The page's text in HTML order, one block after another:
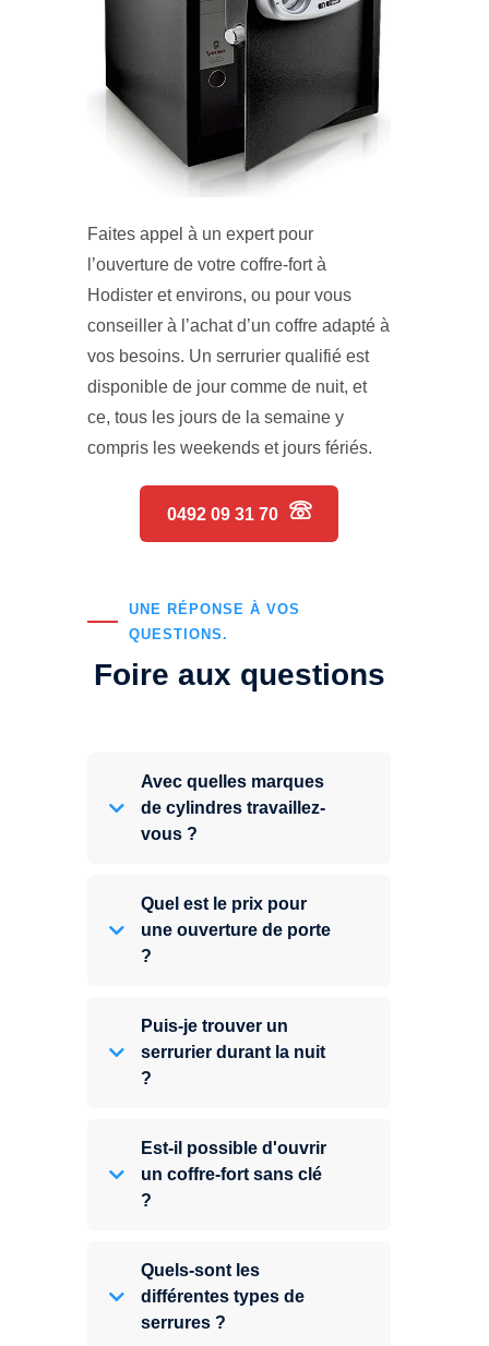
Faites appel à un expert pour
l’ouverture de votre coffre-fort à
Hodister et environs, ou pour vous
conseiller à l’achat d’un coffre adapté à
vos besoins. Un serrurier qualifié est
disponible de jour comme de nuit, et
ce, tous les jours de la semaine y
compris les weekends et jours fériés.
0492 09 31 70
UNE RÉPONSE À VOS
QUESTIONS.
Foire aux questions
Avec quelles marques
de cylindres travaillez-
vous ?
Quel est le prix pour
une ouverture de porte
?
Puis-je trouver un
serrurier durant la nuit
?
Est-il possible d'ouvrir
un coffre-fort sans clé
?
Quels-sont les
différentes types de
serrures ?